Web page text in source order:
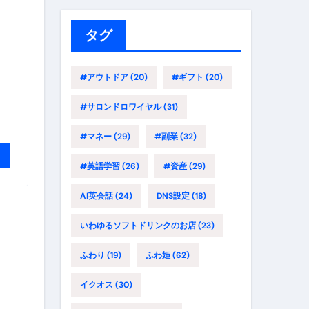
タグ
#アウトドア(20) #ギフト (20)
#サロンドロワイヤル(31)
#マネー(29) #副業(32)
#英語学習(26) #資産(29)
AI英会話(24) DNS設定(18)
いわゆるソフトドリンクのお店(23)
ふわり (19) ふわ姫(62)
イクオス (30)